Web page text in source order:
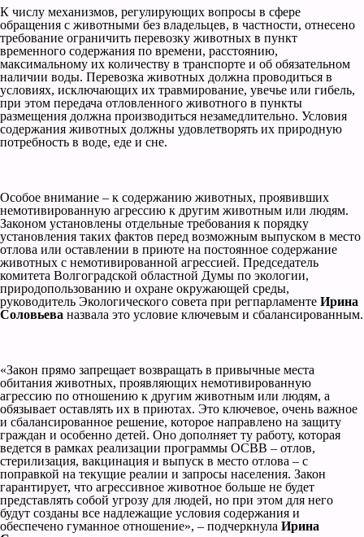
К числу механизмов, регулирующих вопросы в сфере
обращения с животными без владельцев, в частности, отнесено
требование ограничить перевозку животных в пункт
временного содержания по времени, расстоянию,
максимальному их количеству в транспорте и об обязательном
наличии воды. Перевозка животных должна проводиться в
условиях, исключающих их травмирование, увечье или гибель,
при этом передача отловленного животного в пункты
размещения должна производиться незамедлительно. Условия
содержания животных должны удовлетворять их природную
потребность в воде, еде и сне.
Особое внимание – к содержанию животных, проявивших
немотивированную агрессию к другим животным или людям.
Законом установлены отдельные требования к порядку
установления таких фактов перед возможным выпуском в место
отлова или оставлении в приюте на постоянное содержание
животных с немотивированной агрессией. Председатель
комитета Волгоградской областной Думы по экологии,
природопользованию и охране окружающей среды,
руководитель Экологического совета при регпарламенте Ирина
Соловьева назвала это условие ключевым и сбалансированным.
«Закон прямо запрещает возвращать в привычные места
обитания животных, проявляющих немотивированную
агрессию по отношению к другим животным или людям, а
обязывает оставлять их в приютах. Это ключевое, очень важное
и сбалансированное решение, которое направлено на защиту
граждан и особенно детей. Оно дополняет ту работу, которая
ведется в рамках реализации программы ОСВВ – отлов,
стерилизация, вакцинация и выпуск в место отлова – с
поправкой на текущие реалии и запросы населения. Закон
гарантирует, что агрессивное животное больше не будет
представлять собой угрозу для людей, но при этом для него
будут созданы все надлежащие условия содержания и
обеспечено гуманное отношение», – подчеркнула Ирина